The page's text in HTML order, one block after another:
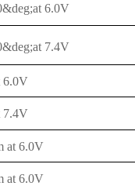
6.0V
7.4V
6.0V
7.4V
at 6.0V
at 6.0V